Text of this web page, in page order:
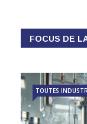
FOCUS DE
TOUTES